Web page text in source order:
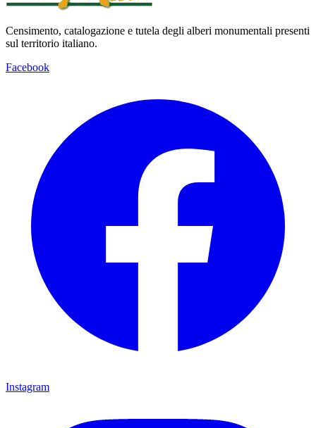
Censimento, catalogazione e tutela degli alberi monumentali presenti
sul territorio italiano.
Facebook
Instagram